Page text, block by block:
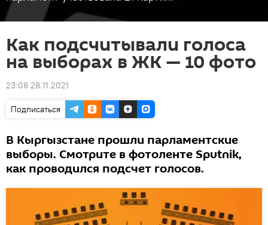
Как подсчитывали голоса
на выборах в ЖК — 10 фото
23:08 28.11.2021
Подписаться
В Кыргызстане прошли парламентские
выборы. Смотрите в фотоленте Sputnik,
как проводился подсчет голосов.